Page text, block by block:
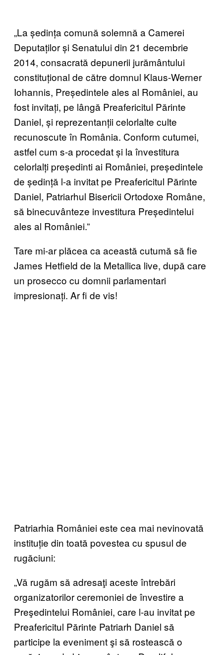
„La ședința comună solemnă a Camerei
Deputaților și Senatului din 21 decembrie
2014, consacrată depunerii jurământului
constituțional de către domnul Klaus-Werner
Iohannis, Președintele ales al României, au
fost invitați, pe lângă Preafericitul Părinte
Daniel, și reprezentanții celorlalte culte
recunoscute în România. Conform cutumei,
astfel cum s-a procedat și la învestitura
celorlalți președinti ai României, președintele
de ședință l-a invitat pe Preafericitul Părinte
Daniel, Patriarhul Bisericii Ortodoxe Române,
să binecuvânteze investitura Președintelui
ales al României.”
Tare mi-ar plăcea ca această cutumă să fie
James Hetfield de la Metallica live, după care
un prosecco cu domnii parlamentari
impresionați. Ar fi de vis!
Patriarhia României este cea mai nevinovată
instituție din toată povestea cu spusul de
rugăciuni:
„Vă rugăm să adresaţi aceste întrebări
organizatorilor ceremoniei de învestire a
Preşedintelui României, care l-au invitat pe
Preafericitul Părinte Patriarh Daniel să
participe la eveniment şi să rostească o